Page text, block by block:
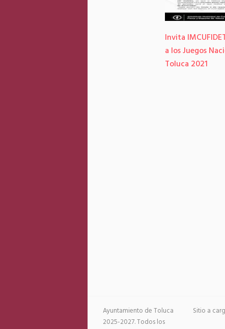
Invita
a los Juegos
Toluca 2021
Sitio a
Ayuntamiento de Toluca
2025-2027. Todos los